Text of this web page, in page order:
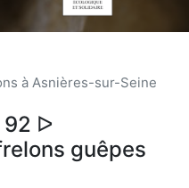
à Asnières-sur-Seine
92 ᐅ
guêpes